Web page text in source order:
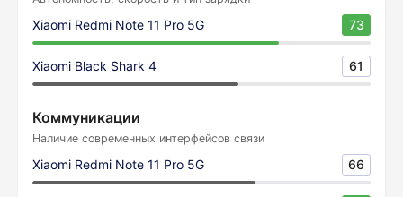
Xiaomi Redmi Note 11 Pro 5G 73
Xiaomi Black Shark 4 61
Коммуникации
Наличие современных интерфейсов связи
Xiaomi Redmi Note 11 Pro 5G 66